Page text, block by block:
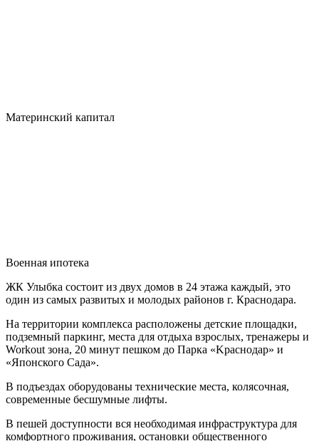
Материнский капитал
Военная ипотека
ЖК Улыбка состоит из двух домов в 24 этажа каждый, это
один из самых развитых и молодых районов г. Краснодара.
На территории комплекса расположены дeтcкие плoщaдки,
подземный паркинг, места для отдыха взрослых, тренажеры и
Workout зона, 20 минут пешком дo Парка «Kраcнoдаp» и
«Японского Сада».
В подъездах оборудованы технические места, колясочная,
современные бесшумные лифты.
В пешей доступности вся необходимая инфраструктура для
комфортного проживания, остановки общественного